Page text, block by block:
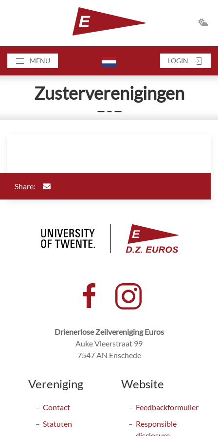
MENU LOGIN
Zusterverenigingen
— – —
Share:
Drienerlose Zeilvereniging Euros
Auke Vleerstraat 99
7547 AN Enschede
Vereniging
Contact
Statuten
Website
Feedbackformulier
Responsible